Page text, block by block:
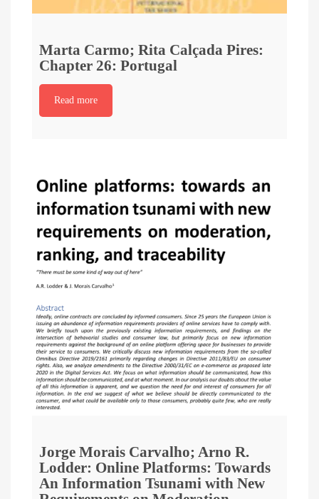
Marta Carmo; Rita Calçada Pires:
Chapter 26: Portugal
Read more
Jorge Morais Carvalho; Arno R.
Lodder: Online Platforms: Towards
An Information Tsunami with New